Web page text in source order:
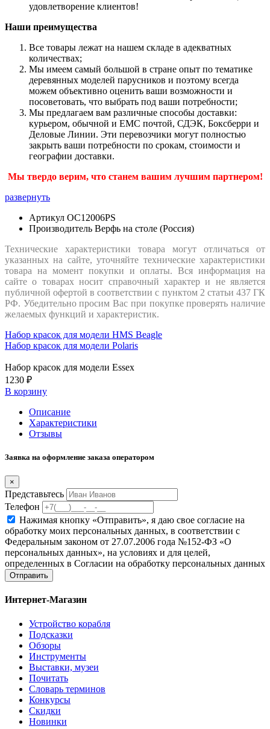
удовлетворение клиентов!
Наши преимущества
Все товары лежат на нашем складе в адекватных
количествах;
Мы имеем самый большой в стране опыт по тематике
деревянных моделей парусников и поэтому всегда
можем объективно оценить ваши возможности и
посоветовать, что выбрать под ваши потребности;
Мы предлагаем вам различные способы доставки:
курьером, обычной и ЕМС почтой, СДЭК, Боксберри и
Деловые Линии. Эти перевозчики могут полностью
закрыть ваши потребности по срокам, стоимости и
географии доставки.
Мы твердо верим, что станем вашим лучшим партнером!
развернуть
Артикул OC12006PS
Производитель Верфь на столе (Россия)
Технические характеристики товара могут отличаться от
указанных на сайте, уточняйте технические характеристики
товара на момент покупки и оплаты. Вся информация на
сайте о товарах носит справочный характер и не является
публичной офертой в соответствии с пунктом 2 статьи 437 ГК
РФ. Убедительно просим Вас при покупке проверять наличие
желаемых функций и характеристик.
Набор красок для модели HMS Beagle
Набор красок для модели Polaris
Набор красок для модели Essex
1230 ₽
В корзину
Описание
Характеристики
Отзывы
Заявка на оформление заказа оператором
×
Представьтесь
Телефон
Нажимая кнопку «Отправить», я даю свое согласие на
обработку моих персональных данных, в соответствии с
Федеральным законом от 27.07.2006 года №152-ФЗ «О
персональных данных», на условиях и для целей,
определенных в Согласии на обработку персональных данных
Отправить
Интернет-Магазин
Устройство корабля
Подсказки
Обзоры
Инструменты
Выставки, музеи
Почитать
Словарь терминов
Конкурсы
Скидки
Новинки